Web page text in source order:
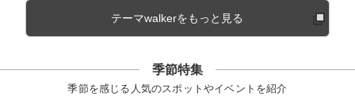
テーマwalkerをもっと見る
季節特集
季節を感じる人気のスポットやイベントを紹介